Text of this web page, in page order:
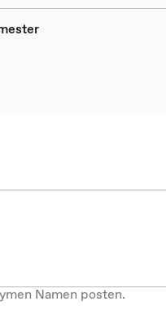
Namen posten.